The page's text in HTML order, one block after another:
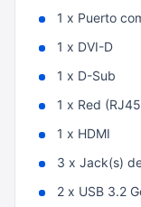
1 x Puerto
1 x DVI-D
1 x D-Sub
1 x Red
1 x HDMI
3 x Jack(s)
2 x USB 3.2